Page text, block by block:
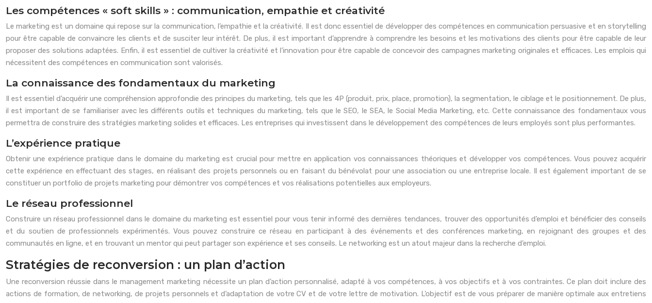
Les compétences « soft skills » : communication, empathie et créativité
Le marketing est un domaine qui repose sur la communication, l’empathie et la créativité. Il est donc essentiel de développer des compétences en communication persuasive et en storytelling
pour être capable de convaincre les clients et de susciter leur intérêt. De plus, il est important d’apprendre à comprendre les besoins et les motivations des clients pour être capable de leur
proposer des solutions adaptées. Enfin, il est essentiel de cultiver la créativité et l’innovation pour être capable de concevoir des campagnes marketing originales et efficaces. Les emplois qui
nécessitent des compétences en communication sont valorisés.
La connaissance des fondamentaux du marketing
Il est essentiel d’acquérir une compréhension approfondie des principes du marketing, tels que les 4P (produit, prix, place, promotion), la segmentation, le ciblage et le positionnement. De plus,
il est important de se familiariser avec les différents outils et techniques du marketing, tels que le SEO, le SEA, le Social Media Marketing, etc. Cette connaissance des fondamentaux vous
permettra de construire des stratégies marketing solides et efficaces. Les entreprises qui investissent dans le développement des compétences de leurs employés sont plus performantes.
L’expérience pratique
Obtenir une expérience pratique dans le domaine du marketing est crucial pour mettre en application vos connaissances théoriques et développer vos compétences. Vous pouvez acquérir
cette expérience en effectuant des stages, en réalisant des projets personnels ou en faisant du bénévolat pour une association ou une entreprise locale. Il est également important de se
constituer un portfolio de projets marketing pour démontrer vos compétences et vos réalisations potentielles aux employeurs.
Le réseau professionnel
Construire un réseau professionnel dans le domaine du marketing est essentiel pour vous tenir informé des dernières tendances, trouver des opportunités d’emploi et bénéficier des conseils
et du soutien de professionnels expérimentés. Vous pouvez construire ce réseau en participant à des événements et des conférences marketing, en rejoignant des groupes et des
communautés en ligne, et en trouvant un mentor qui peut partager son expérience et ses conseils. Le networking est un atout majeur dans la recherche d’emploi.
Stratégies de reconversion : un plan d’action
Une reconversion réussie dans le management marketing nécessite un plan d’action personnalisé, adapté à vos compétences, à vos objectifs et à vos contraintes. Ce plan doit inclure des
actions de formation, de networking, de projets personnels et d’adaptation de votre CV et de votre lettre de motivation. L’objectif est de vous préparer de manière optimale aux entretiens